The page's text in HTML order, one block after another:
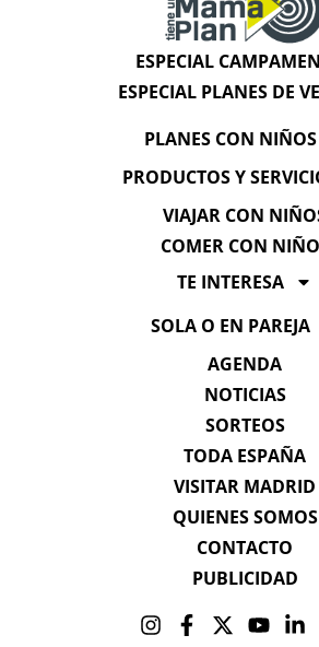
ESPECIAL
ESPECIAL PLANES DE
PLANES CON NIÑOS
PRODUCTOS Y
VIAJAR CON
COMER CON
TE INTERESA
SOLA O EN PAREJA
AGENDA
NOTICIAS
SORTEOS
TODA ESPAÑA
VISITAR MADRID
QUIENES SOMOS
CONTACTO
PUBLICIDAD